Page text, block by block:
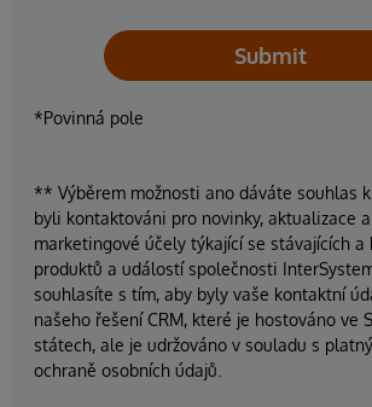
Submit
*Povinná pole
** Výběrem možnosti ano dáváte souhlas
byli kontaktováni pro novinky, aktualizace
marketingové účely týkající se stávajících a
produktů a událostí společnosti
souhlasíte s tím, aby byly vaše kontaktní
našeho řešení CRM, které je hostováno ve
státech, ale je udržováno v souladu s
ochraně osobních údajů.